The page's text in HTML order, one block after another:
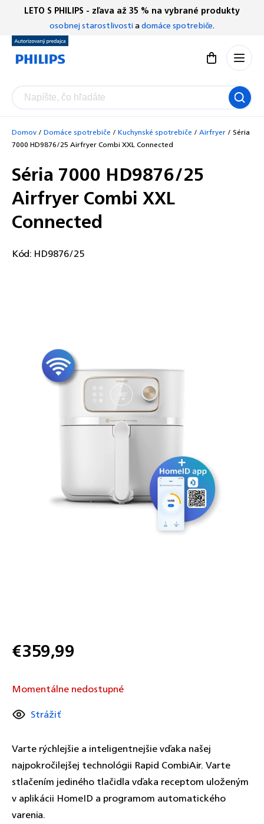
Prejsť
obsah
LETO S PHILIPS - zľava až 35 % na vybrané produkty
osobnej starostlivostiadomáce spotrebiče.
Nákupný
Domov/Domáce spotrebiče /Kuchynské spotrebiče /Airfryer/Séria
7000 HD9876/25 Airfryer Combi XXL Connected
Séria 7000 HD9876/25
Airfryer Combi XXL
Connected
Kód: HD9876/25
€359,99
cena:
Momentálne nedostupné
Varte rýchlejšie a inteligentnejšie vďaka našej
najpokročilejšej technológii Rapid CombiAir. Varte
stlačením jediného tlačidla vďaka receptom uloženým
v aplikácii HomeID a programom automatického
varenia.
Strážiť
Chatbot Filip
Autorizovaný predajce